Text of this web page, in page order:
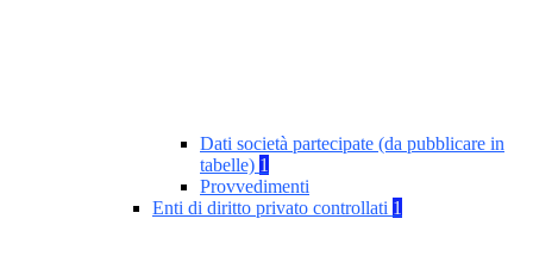
Dati società partecipate (da pubblicare in
tabelle) 1
Provvedimenti
Enti di diritto privato controllati 1